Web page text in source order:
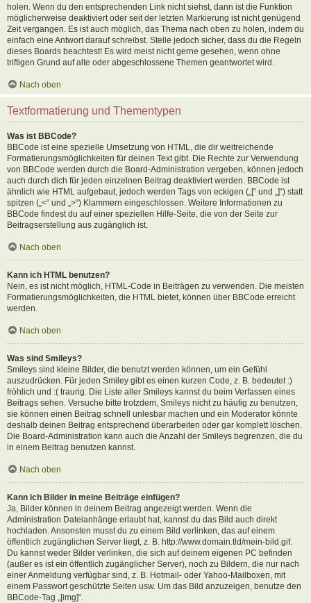
holen. Wenn du den entsprechenden Link nicht siehst, dann ist die Funktion
möglicherweise deaktiviert oder seit der letzten Markierung ist nicht genügend
Zeit vergangen. Es ist auch möglich, das Thema nach oben zu holen, indem du
einfach eine Antwort darauf schreibst. Stelle jedoch sicher, dass du die Regeln
dieses Boards beachtest! Es wird meist nicht gerne gesehen, wenn ohne
triftigen Grund auf alte oder abgeschlossene Themen geantwortet wird.
Nach oben
Textformatierung und Thementypen
Was ist BBCode?
BBCode ist eine spezielle Umsetzung von HTML, die dir weitreichende
Formatierungsmöglichkeiten für deinen Text gibt. Die Rechte zur Verwendung
von BBCode werden durch die Board-Administration vergeben, können jedoch
auch durch dich für jeden einzelnen Beitrag deaktiviert werden. BBCode ist
ähnlich wie HTML aufgebaut, jedoch werden Tags von eckigen („[“ und „]“) statt
spitzen („<“ und „>“) Klammern eingeschlossen. Weitere Informationen zu
BBCode findest du auf einer speziellen Hilfe-Seite, die von der Seite zur
Beitragserstellung aus zugänglich ist.
Nach oben
Kann ich HTML benutzen?
Nein, es ist nicht möglich, HTML-Code in Beiträgen zu verwenden. Die meisten
Formatierungsmöglichkeiten, die HTML bietet, können über BBCode erreicht
werden.
Nach oben
Was sind Smileys?
Smileys sind kleine Bilder, die benutzt werden können, um ein Gefühl
auszudrücken. Für jeden Smiley gibt es einen kurzen Code, z. B. bedeutet :)
fröhlich und :( traurig. Die Liste aller Smileys kannst du beim Verfassen eines
Beitrags sehen. Versuche bitte trotzdem, Smileys nicht zu häufig zu benutzen,
sie können einen Beitrag schnell unlesbar machen und ein Moderator könnte
deshalb deinen Beitrag entsprechend überarbeiten oder gar komplett löschen.
Die Board-Administration kann auch die Anzahl der Smileys begrenzen, die du
in einem Beitrag benutzen kannst.
Nach oben
Kann ich Bilder in meine Beiträge einfügen?
Ja, Bilder können in deinem Beitrag angezeigt werden. Wenn die
Administration Dateianhänge erlaubt hat, kannst du das Bild auch direkt
hochladen. Ansonsten musst du zu einem Bild verlinken, das auf einem
öffentlich zugänglichen Server liegt, z. B. http://www.domain.tld/mein-bild.gif.
Du kannst weder Bilder verlinken, die sich auf deinem eigenen PC befinden
(außer es ist ein öffentlich zugänglicher Server), noch zu Bildern, die nur nach
einer Anmeldung verfügbar sind, z. B. Hotmail- oder Yahoo-Mailboxen, mit
einem Passwort geschützte Seiten usw. Um das Bild anzuzeigen, benutze den
BBCode-Tag „[img]“.